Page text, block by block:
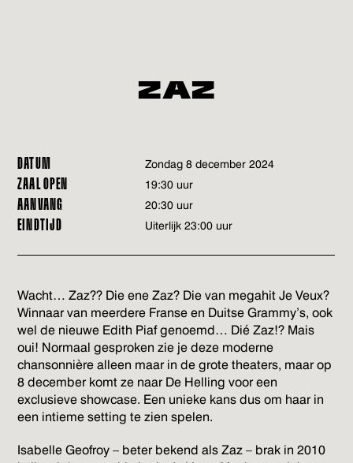
ZAZ
DATUM zondag 8 december 2024
ZAAL OPEN 19:30 uur
AANVANG 20:30 uur
EINDTIJD Uiterlijk 23:00 uur
Wacht… Zaz?? Die ene Zaz? Die van megahit Je Veux?
Winnaar van meerdere Franse en Duitse Grammy’s, ook
wel de nieuwe Edith Piaf genoemd… Dié Zaz!? Mais
oui! Normaal gesproken zie je deze moderne
chansonnière alleen maar in de grote theaters, maar op
8 december komt ze naar De Helling voor een
exclusieve showcase. Een unieke kans dus om haar in
een intieme setting te zien spelen.
Isabelle Geofroy – beter bekend als Zaz – brak in 2010